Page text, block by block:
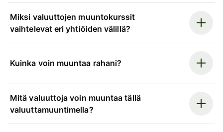
Miksi valuuttojen muuntokurssit
vaihtelevat eri yhtiöiden välillä?
Kuinka voin muuntaa rahani?
Mitä valuuttoja voin muuntaa tällä
valuuttamuuntimella?